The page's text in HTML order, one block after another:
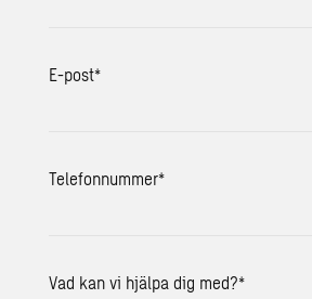
E-post*
Telefonnummer*
Vad kan vi hjälpa dig med?*